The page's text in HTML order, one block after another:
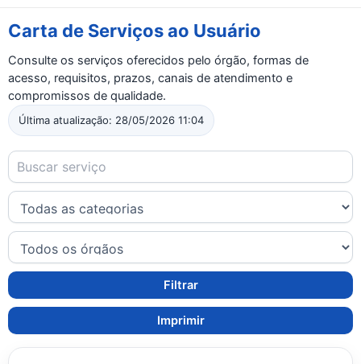
Carta de Serviços ao Usuário
Consulte os serviços oferecidos pelo órgão, formas de
acesso, requisitos, prazos, canais de atendimento e
compromissos de qualidade.
Última atualização: 28/05/2026 11:04
Filtrar
Imprimir